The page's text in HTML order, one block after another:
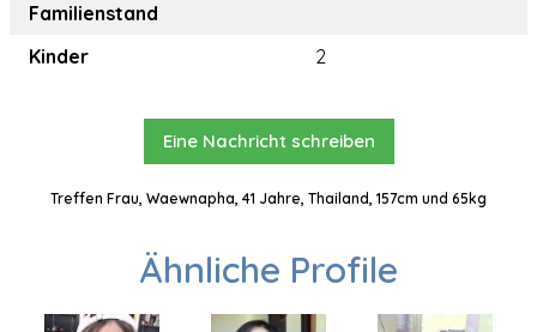
Familienstand
Kinder
2
Eine Nachricht schreiben
Treffen Frau, Waewnapha, 41 Jahre, Thailand, 157cm und 65kg
Ähnliche Profile